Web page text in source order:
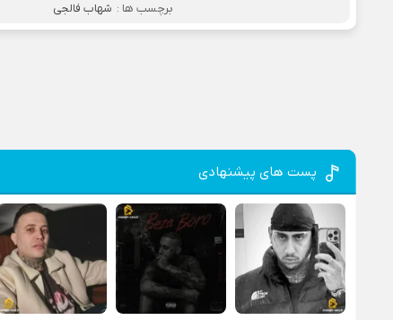
برچسب ها : شهاب فالجی
پست های پیشنهادی